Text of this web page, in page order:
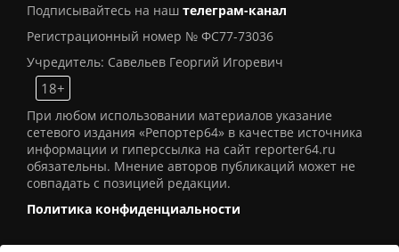
Подписывайтесь на наш телеграм-канал
Регистрационный номер № ФС77-73036
Учредитель: Савельев Георгий Игоревич
18+
При любом использовании материалов указание
сетевого издания «Репортер64» в качестве источника
информации и гиперссылка на сайт reporter64.ru
обязательны. Мнение авторов публикаций может не
совпадать с позицией редакции.
Политика конфиденциальности